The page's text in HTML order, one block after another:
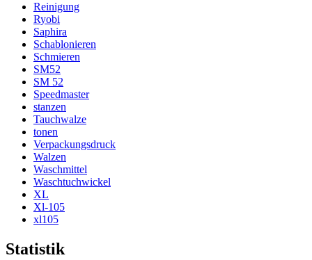
Reinigung
Ryobi
Saphira
Schablonieren
Schmieren
SM52
SM 52
Speedmaster
stanzen
Tauchwalze
tonen
Verpackungsdruck
Walzen
Waschmittel
Waschtuchwickel
XL
Xl-105
xl105
Statistik